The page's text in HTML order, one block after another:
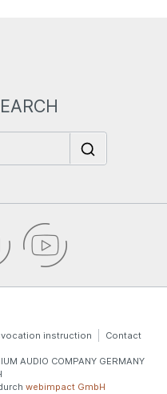
instruction Contact
AUDIO COMPANY GERMANY
webimpact GmbH